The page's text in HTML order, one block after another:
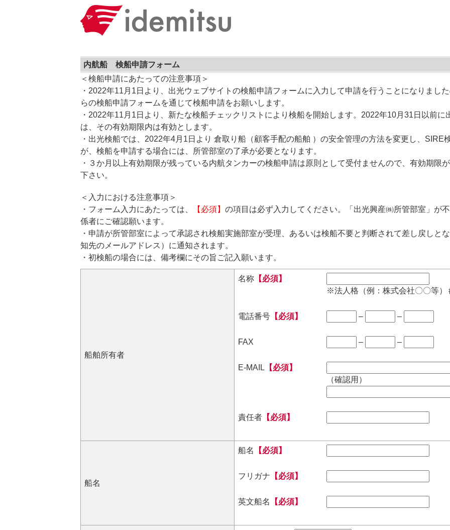
内航船 検船申請フォーム
＜検船申請にあたっての注意事項＞
・2022年11月1日より、出光ウェブサイトの検船申請フォームに入力して申請を行うことになりまし
らの検船申請フォームを通じて検船申請をお願いします。
・2022年11月1日より、新たな検船チェックリストにより検船を開始します。2022年10月31日以前
は、その有効期限内は有効とします。
・出光検船では、2022年4月1日より 倉取り船（顧客手配の船舶 ）の安全管理の方法を変更し、SIRE
が、検船を申請する場合には、所管部室の了承が必要となります。
・３か月以上有効期限が残っている内航タンカーの検船申請は原則として受付ませんので、有効期限
下さい。
＜入力における注意事項＞
・フォーム入力にあたっては、
【必須】 の項目は必ず入力してください。「出光興産㈱所管部室」が
係者にご確認願います。
・申請が所管部室によって承認され検船実施部室が受理、あるいは検船不要と判断されて差し戻しと
知先のメールアドレス）に通知されます。
・初検船の場合には、備考欄にその旨ご記入願います。
船舶所有者
名称 【必須】
※法人格（例：株式会社〇〇等）
電話番号 【必須】 – –
FAX – –
E-MAIL 【必須】
（確認用）
責任者 【必須】
船名
船名 【必須】
フリガナ 【必須】
英文船名 【必須】